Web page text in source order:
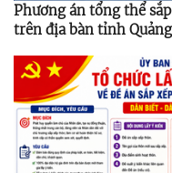
Phương án tổng thể
trên địa bàn tỉnh